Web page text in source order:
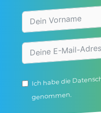
Ich habe die
genommen.